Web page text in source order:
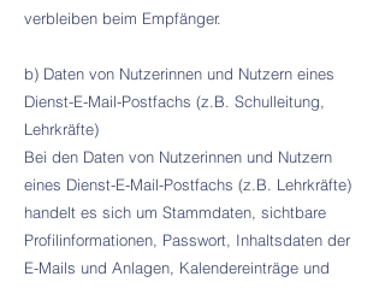
verbleiben beim Empfänger.
b) Daten von Nutzerinnen und Nutzern eines
Dienst-E-Mail-Postfachs (z.B. Schulleitung,
Lehrkräfte)
Bei den Daten von Nutzerinnen und Nutzern
eines Dienst-E-Mail-Postfachs (z.B. Lehrkräfte)
handelt es sich um Stammdaten, sichtbare
Profilinformationen, Passwort, Inhaltsdaten der
E-Mails und Anlagen, Kalendereinträge und